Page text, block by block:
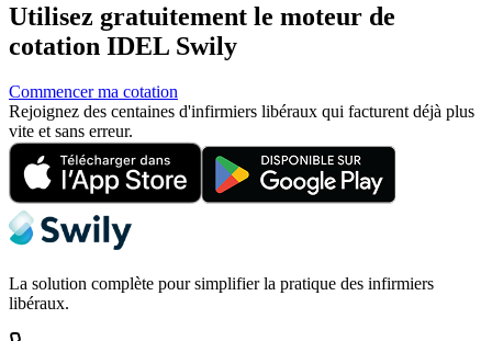
Utilisez gratuitement le moteur de
cotation IDEL Swily
Commencer ma cotation
Rejoignez des centaines d'infirmiers libéraux qui facturent déjà plus
vite et sans erreur.
La solution complète pour simplifier la pratique des infirmiers
libéraux.